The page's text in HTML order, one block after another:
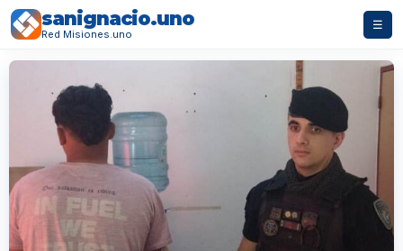
sanignacio.uno
Red Misiones.uno
☰